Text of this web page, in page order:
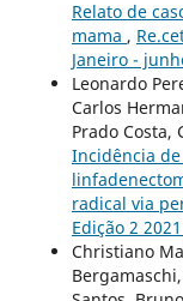
Relato de
mama ,
Janeiro -
Leonardo
Carlos
Prado Costa,
Incidência
radical via
Edição 2
Christiano